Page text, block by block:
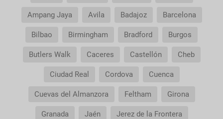
Ampang Jaya Avila Badajoz Barcelona
Bilbao Birmingham Bradford Burgos
Butlers Walk Caceres Castellón Cheb
Ciudad Real Cordova Cuenca
Cuevas del Almanzora Feltham Girona
Granada Jaén Jerez de la Frontera